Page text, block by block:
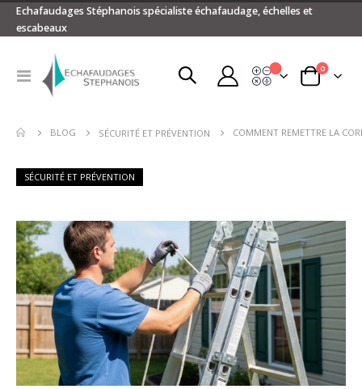
Echafaudages Stéphanois spécialiste échafaudage, échelles et
escabeaux
Basculer
Panier
0articles
Devis
BLOG SÉCURITÉ ET PRÉVENTION COMMENT REMETTRE LA
SÉCURITÉ ET PRÉVENTION